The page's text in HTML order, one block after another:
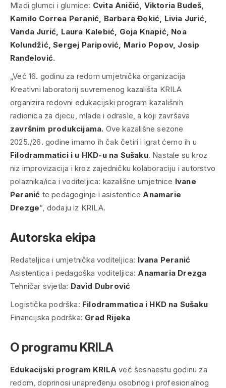
Mladi glumci i glumice: Cvita Aničić, Viktoria Budeš,
Kamilo Correa Peranić, Barbara Đokić, Livia Jurić,
Vanda Jurić, Laura Kalebić, Goja Knapić, Noa
Kolundžić, Sergej Paripović, Mario Popov, Josip
Ranđelović.
„Već 16. godinu za redom umjetnička organizacija
Kreativni laboratorij suvremenog kazališta KRILA
organizira redovni edukacijski program kazališnih
radionica za djecu, mlade i odrasle, a koji završava
završnim produkcijama. Ove kazališne sezone
2025./26. godine imamo ih čak četiri i igrat ćemo ih u
Filodrammatici i u HKD-u na Sušaku. Nastale su kroz
niz improvizacija i kroz zajedničku kolaboraciju i autorstvo
polaznika/ica i voditeljica: kazališne umjetnice Ivane
Peranić te pedagoginje i asistentice Anamarie
Drezge“, dodaju iz KRILA.
Autorska ekipa
Redateljica i umjetnička voditeljica: Ivana Peranić
Asistentica i pedagoška voditeljica:Anamaria Drezga
Tehničar svjetla: David Dubrović
Logistička podrška: Filodrammatica i HKD na Sušaku
Financijska podrška: Grad Rijeka
O programu KRILA
Edukacijski program KRILA već šesnaestu godinu za
redom, doprinosi unapređenju osobnog i profesionalnog